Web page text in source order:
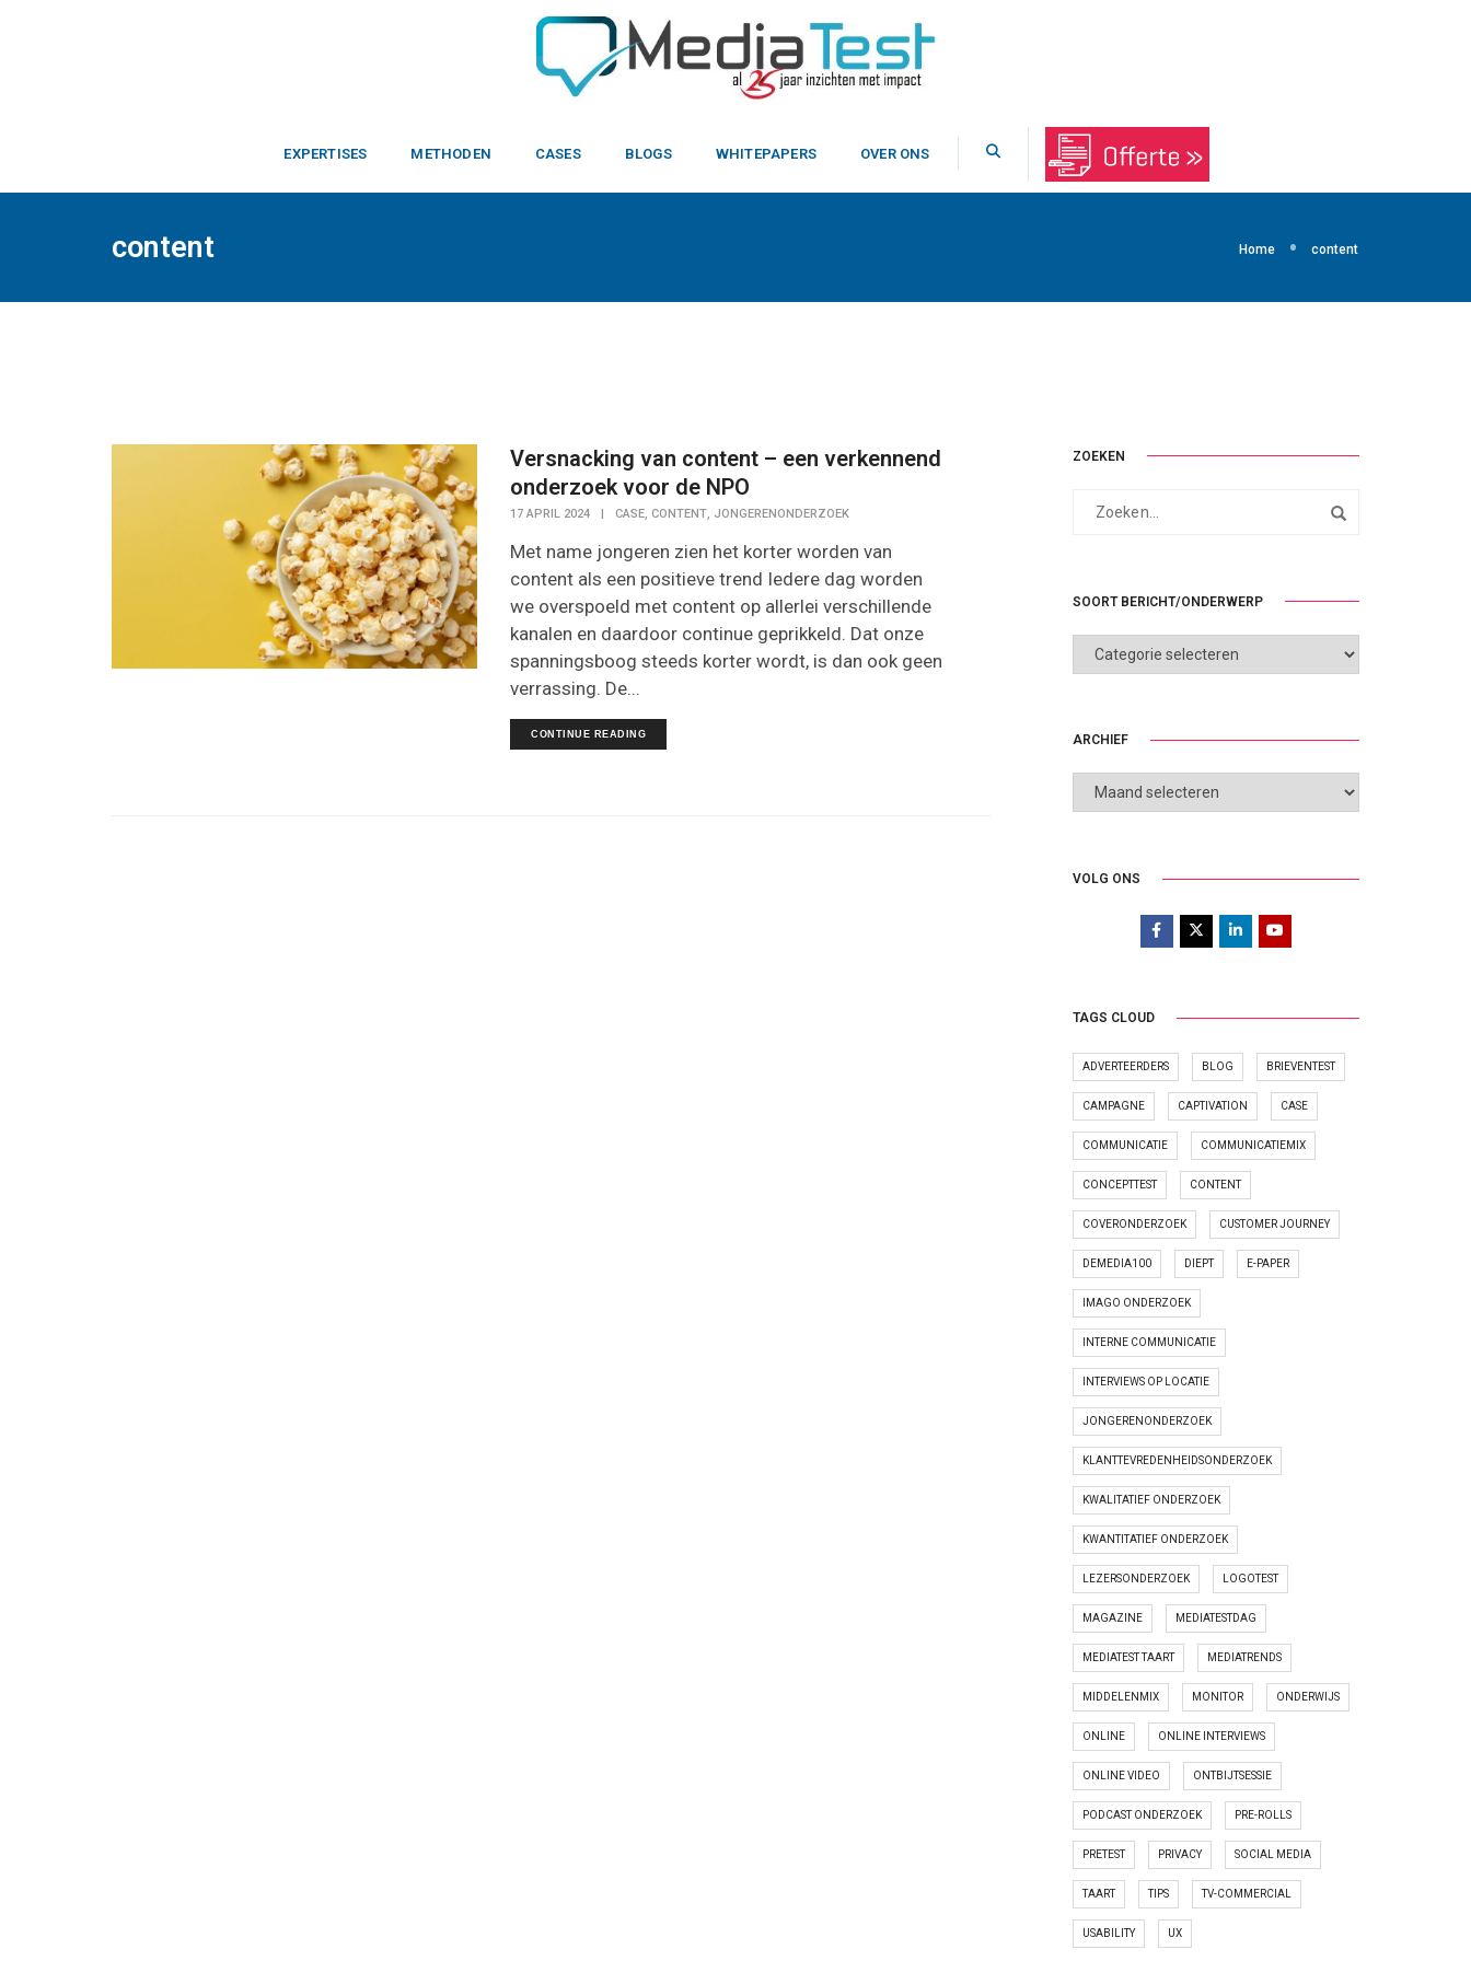
EXPERTISES METHODEN CASES BLOGS WHITEPAPERS OVER ONS
content Home content
Versnacking van content – een verkennend
onderzoek voor de NPO
17 APRIL 2024 CASE, CONTENT, JONGERENONDERZOEK
Met name jongeren zien het korter worden van
content als een positieve trend Iedere dag worden
we overspoeld met content op allerlei verschillende
kanalen en daardoor continue geprikkeld. Dat onze
spanningsboog steeds korter wordt, is dan ook geen
verrassing. De...
CONTINUE READING
ZOEKEN
SOORT BERICHT/ONDERWERP
SOORT
BERICHT/ONDERWERP
ARCHIEF
ARCHIEF
VOLG ONS
TAGS CLOUD
ADVERTEERDERS BLOG BRIEVENTEST
CAMPAGNE CAPTIVATION CASE
COMMUNICATIE COMMUNICATIEMIX
CONCEPTTEST CONTENT
COVERONDERZOEK CUSTOMER JOURNEY
DEMEDIA100 DIEPT E-PAPER
IMAGO ONDERZOEK
INTERNE COMMUNICATIE
INTERVIEWS OP LOCATIE
JONGERENONDERZOEK
KLANTTEVREDENHEIDSONDERZOEK
KWALITATIEF ONDERZOEK
KWANTITATIEF ONDERZOEK
LEZERSONDERZOEK LOGOTEST
MAGAZINE MEDIATESTDAG
MEDIATEST TAART MEDIATRENDS
MIDDELENMIX MONITOR ONDERWIJS
ONLINE ONLINE INTERVIEWS
ONLINE VIDEO ONTBIJTSESSIE
PODCAST ONDERZOEK PRE-ROLLS
PRETEST PRIVACY SOCIAL MEDIA
TAART TIPS TV-COMMERCIAL
USABILITY UX